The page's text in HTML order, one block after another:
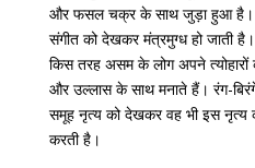
और फसल चक्र के साथ जुड़ा हुआ है।
संगीत को देखकर मंत्रमुग्ध हो जाती
किस तरह असम के लोग अपने
और उल्लास के साथ मनाते हैं। रंग-बिरंगे
समूह नृत्य को देखकर वह भी इस नृत्य
करती है।